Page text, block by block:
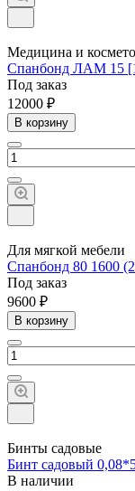
Медицина и
Спанбонд ЛАМ 15
Под заказ
12000 ₽
В корзину
Для мягкой мебели
Спанбонд 80 1600
Под заказ
9600 ₽
В корзину
Бинты садовые
Бинт садовый
В наличии